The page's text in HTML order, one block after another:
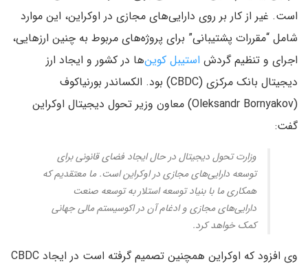
است. غیر از کار بر روی دارایی‌های مجازی در اوکراین، این موارد
شامل “مقررات پشتیبانی” برای پروژه‌های مربوط به چنین ارزهایی،
اجرای و تنظیم گردش استیبل کوین‌ها در کشور و ایجاد ارز
دیجیتال بانک مرکزی (CBDC) بود. الکساندر بورنیاکوف
(Oleksandr Bornyakov) معاون وزیر تحول دیجیتال اوکراین
گفت:
وزارت تحول دیجیتال در حال ایجاد فضای قانونی برای
توسعه دارایی‌های مجازی در اوکراین است. ما معتقدیم که
همکاری ما با بنیاد توسعه استلار به توسعه صنعت
دارایی‌های مجازی و ادغام آن در اکوسیستم مالی جهانی
کمک خواهد کرد.
وی افزود که اوکراین همچنین تصمیم گرفته است در ایجاد CBDC